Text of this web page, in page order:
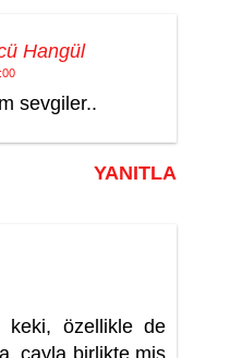
Hangül
sevgiler..
YANITLA
keki, özellikle de